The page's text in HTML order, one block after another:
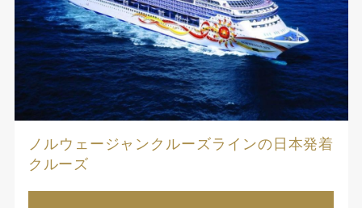
ノルウェージャンクルーズラインの日本発着
クルーズ